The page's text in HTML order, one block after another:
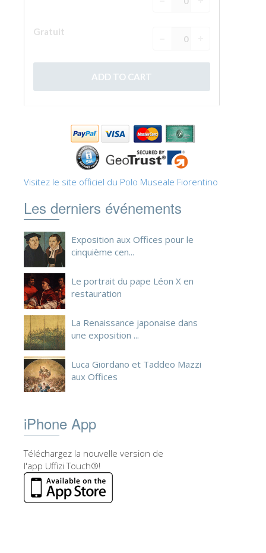
Visitez le site officiel du Polo Museale Fiorentino
Les derniers événements
Exposition aux Offices pour le
cinquième cen...
Le portrait du pape Léon X en
restauration
La Renaissance japonaise dans
une exposition ...
Luca Giordano et Taddeo Mazzi
aux Offices
iPhone App
Téléchargez la nouvelle version de
l'app Uffizi Touch®!